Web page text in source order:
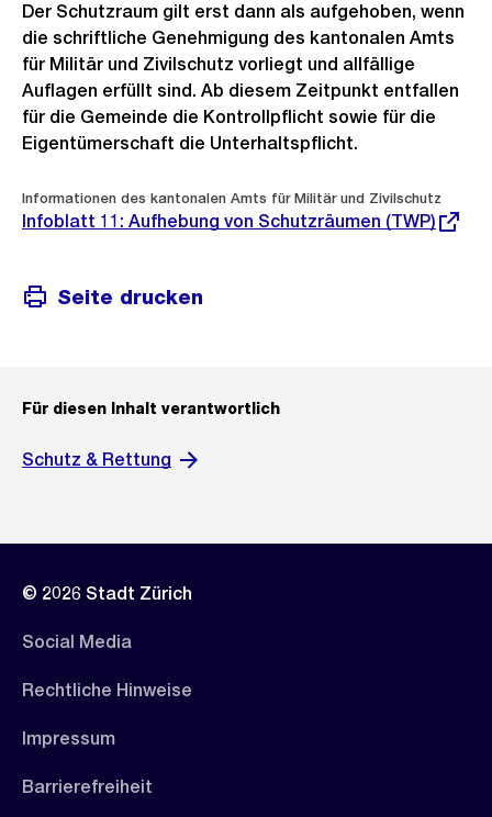
Der Schutzraum gilt erst dann als aufgehoben, wenn
die schriftliche Genehmigung des kantonalen Amts
für Militär und Zivilschutz vorliegt und allfällige
Auflagen erfüllt sind. Ab diesem Zeitpunkt entfallen
für die Gemeinde die Kontrollpflicht sowie für die
Eigentümerschaft die Unterhaltspflicht.
Informationen des kantonalen Amts für Militär und Zivilschutz
Externer
Link:
Infoblatt 11: Aufhebung von Schutzräumen (TWP)
Seite drucken
Für diesen Inhalt verantwortlich
Schutz & Rettung
© 2026 Stadt Zürich
Social Media
Rechtliche Hinweise
Impressum
Barrierefreiheit